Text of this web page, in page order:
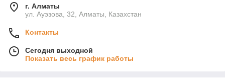
г. Алматы
ул. Ауэзова, 32, Алматы, Казахстан
Контакты
Сегодня выходной
Показать весь график работы